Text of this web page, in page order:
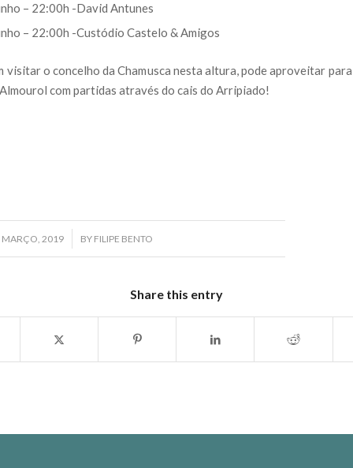
– 22:00h -David Antunes
– 22:00h -Custódio Castelo & Amigos
visitar o concelho da Chamusca nesta altura, pode aproveitar
com partidas através do cais do Arripiado!
MARÇO, 2019
/ BY FILIPE BENTO
Share this entry